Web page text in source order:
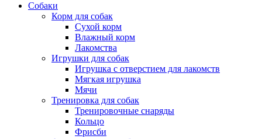
Собаки
Корм для собак
Сухой корм
Влажный корм
Лакомства
Игрушки для собак
Игрушка с отверстием для лакомств
Мягкая игрушка
Мячи
Тренировка для собак
Тренировочные снаряды
Кольцо
Фрисби